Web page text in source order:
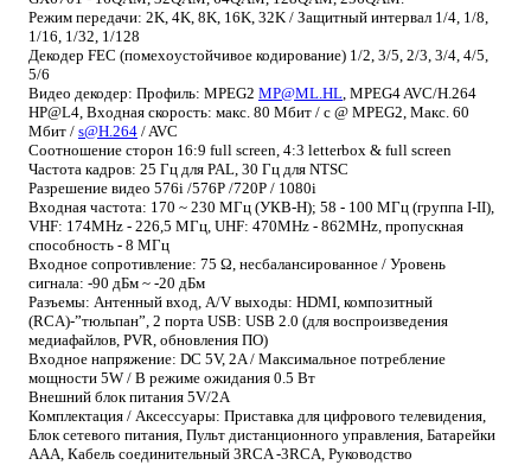
Режим передачи: 2K, 4K, 8K, 16K, 32K / Защитный интервал 1/4, 1/8,
1/16, 1/32, 1/128
Декодер FEC (помехоустойчивое кодирование) 1/2, 3/5, 2/3, 3/4, 4/5,
5/6
Видео декодер: Профиль: MPEG2 MP@ML.HL, MPEG4 AVC/H.264
HP@L4, Входная скорость: макс. 80 Мбит / с @ MPEG2, Макс. 60
Мбит / s@H.264 / AVC
Соотношение сторон 16:9 full screen, 4:3 letterbox & full screen
Частота кадров: 25 Гц для PAL, 30 Гц для NTSC
Разрешение видео 576i /576P /720P / 1080i
Входная частота: 170 ~ 230 МГц (УКВ-H); 58 - 100 МГц (группа I-II),
VHF: 174MHz - 226,5 МГц, UHF: 470MHz - 862MHz, пропускная
способность - 8 МГц
Входное сопротивление: 75 Ω, несбалансированное / Уровень
сигнала: -90 дБм ~ -20 дБм
Разъемы: Антенный вход, A/V выходы: HDMI, композитный
(RCA)-”тюльпан”, 2 порта USB: USB 2.0 (для воспроизведения
медиафайлов, PVR, обновления ПО)
Входное напряжение: DC 5V, 2A / Максимальное потребление
мощности 5W / В режиме ожидания 0.5 Вт
Внешний блок питания 5V/2A
Комплектация / Аксессуары: Приставка для цифрового телевидения,
Блок сетевого питания, Пульт дистанционного управления, Батарейки
ААА, Кабель соединительный 3RCA -3RCA, Руководство